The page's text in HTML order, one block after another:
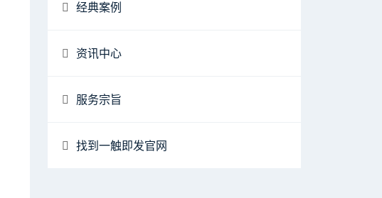
经典案例
资讯中心
服务宗旨
找到一触即发官网